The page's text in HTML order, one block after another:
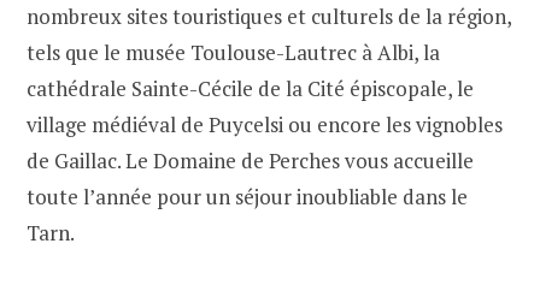
nombreux sites touristiques et culturels de la région,
tels que le musée Toulouse-Lautrec à Albi, la
cathédrale Sainte-Cécile de la Cité épiscopale, le
village médiéval de Puycelsi ou encore les vignobles
de Gaillac. Le Domaine de Perches vous accueille
toute l’année pour un séjour inoubliable dans le
Tarn.